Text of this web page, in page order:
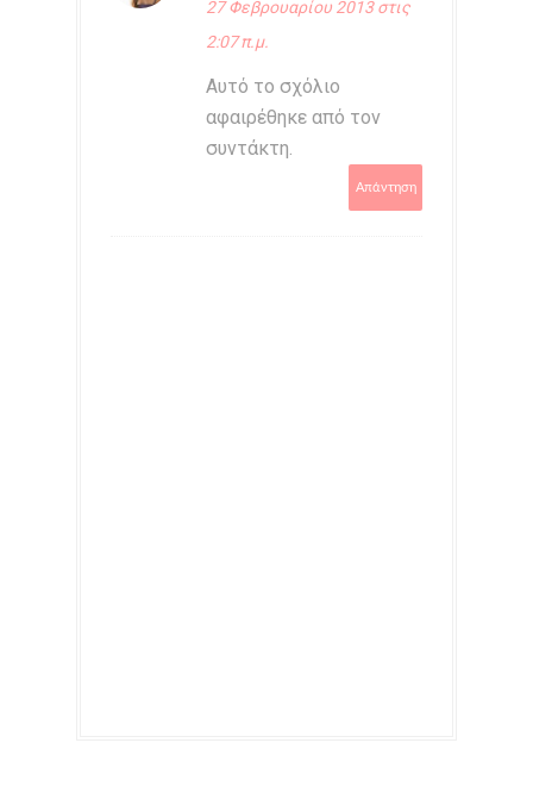
27 Φεβρουαρίου 2013 στις
2:07 π.μ.
Αυτό το σχόλιο
αφαιρέθηκε από τον
συντάκτη.
Απάντηση